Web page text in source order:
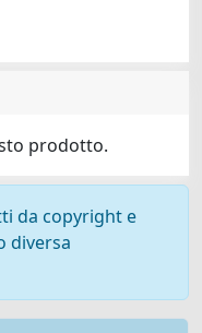
prodotto.
da copyright e
diversa